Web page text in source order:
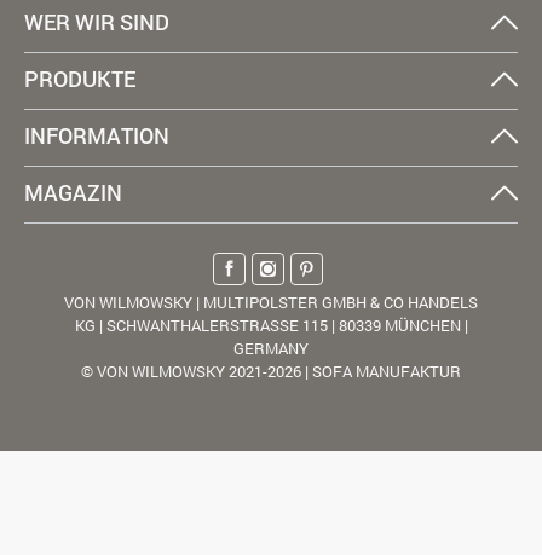
WER WIR SIND
PRODUKTE
INFORMATION
MAGAZIN
VON WILMOWSKY | MULTIPOLSTER GMBH & CO HANDELS
KG | SCHWANTHALERSTRASSE 115 | 80339 MÜNCHEN |
GERMANY
© VON WILMOWSKY 2021-2026 | SOFA MANUFAKTUR